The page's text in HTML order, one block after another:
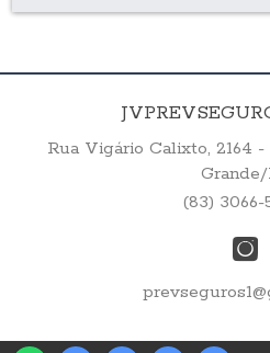
Rua Vigário Calixto, 2164
(83) 3066-